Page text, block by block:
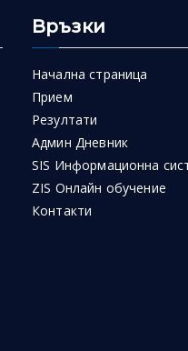
Връзки
Начална страница
Прием
Резултати
Админ Дневник
SIS Информационна
ZIS Онлайн обучение
Контакти